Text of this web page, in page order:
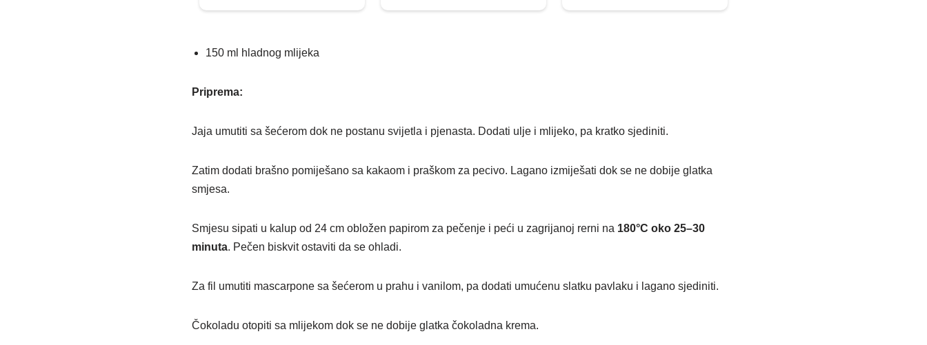
150 ml hladnog mlijeka
Priprema:
Jaja umutiti sa šećerom dok ne postanu svijetla i pjenasta. Dodati ulje i mlijeko, pa kratko sjediniti.
Zatim dodati brašno pomiješano sa kakaom i praškom za pecivo. Lagano izmiješati dok se ne dobije glatka
smjesa.
Smjesu sipati u kalup od 24 cm obložen papirom za pečenje i peći u zagrijanoj rerni na 180°C oko 25–30
minuta. Pečen biskvit ostaviti da se ohladi.
Za fil umutiti mascarpone sa šećerom u prahu i vanilom, pa dodati umućenu slatku pavlaku i lagano sjediniti.
Čokoladu otopiti sa mlijekom dok se ne dobije glatka čokoladna krema.